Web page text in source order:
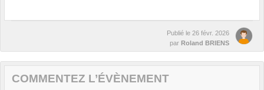
Publié le 26 févr. 2026
par Roland BRIENS
COMMENTEZ L’ÉVÈNEMENT